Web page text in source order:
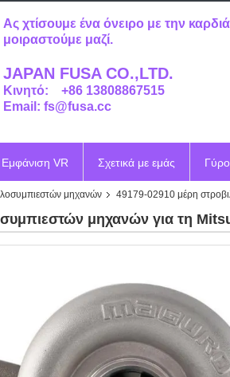
Ας χτίσουμε ένα όνειρο με την
μοιραστούμε μαζί.
JAPAN FUSA CO.,LTD.
Κινητό: +86 13808867515
Email: fs@fusa.cc
Εμφάνιση VR Σχετικά με εμάς
μηχανών 49179-02910 μέρη
μηχανών για τη